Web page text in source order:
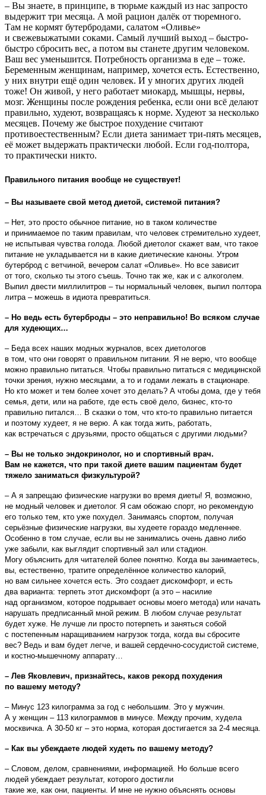
– Вы знаете, в принципе, в тюрьме каждый из нас запросто
выдержит три месяца. А мой рацион далёк от тюремного.
Там не кормят бутербродами, салатом «Оливье»
и свежевыжатыми соками. Самый лучший выход – быстро-
быстро сбросить вес, а потом вы станете другим человеком.
Ваш вес уменьшится. Потребность организма в еде – тоже.
Беременным женщинам, например, хочется есть. Естественно,
у них внутри ещё один человек. И у многих других людей
тоже! Он живой, у него работает миокард, мышцы, нервы,
мозг. Женщины после рождения ребенка, если они всё делают
правильно, худеют, возвращаясь к норме. Худеют за несколько
месяцев. Почему же быстрое похудение считают
противоестественным? Если диета занимает три-пять месяцев,
её может выдержать практически любой. Если год-полтора,
то практически никто.
Правильного питания вообще не существует!
– Вы называете свой метод диетой, системой питания?
– Нет, это просто обычное питание, но в таком количестве
и принимаемое по таким правилам, что человек стремительно худеет,
не испытывая чувства голода. Любой диетолог скажет вам, что такое
питание не укладывается ни в какие диетические каноны. Утром
бутерброд с ветчиной, вечером салат «Оливье». Но все зависит
от того, сколько ты этого съешь. Точно так же, как и с алкоголем.
Выпил двести миллилитров – ты нормальный человек, выпил полтора
литра – можешь в идиота превратиться.
– Но ведь есть бутерброды – это неправильно! Во всяком случае
для худеющих…
– Беда всех наших модных журналов, всех диетологов
в том, что они говорят о правильном питании. Я не верю, что вообще
можно правильно питаться. Чтобы правильно питаться с медицинской
точки зрения, нужно месяцами, а то и годами лежать в стационаре.
Но кто может и тем более хочет это делать? А чтобы дома, где у тебя
семья, дети, или на работе, где есть своё дело, бизнес, кто-то
правильно питался… В сказки о том, что кто-то правильно питается
и поэтому худеет, я не верю. А как тогда жить, работать,
как встречаться с друзьями, просто общаться с другими людьми?
– Вы не только эндокринолог, но и спортивный врач.
Вам не кажется, что при такой диете вашим пациентам будет
тяжело заниматься физкультурой?
– А я запрещаю физические нагрузки во время диеты! Я, возможно,
не модный человек и диетолог. Я сам обожаю спорт, но рекомендую
его только тем, кто уже похудел. Занимаясь спортом, получая
серьёзные физические нагрузки, вы худеете гораздо медленнее.
Особенно в том случае, если вы не занимались очень давно либо
уже забыли, как выглядит спортивный зал или стадион.
Могу объяснить для читателей более понятно. Когда вы занимаетесь,
вы, естественно, тратите определённое количество калорий,
но вам сильнее хочется есть. Это создает дискомфорт, и есть
два варианта: терпеть этот дискомфорт (а это – насилие
над организмом, которое подрывает основы моего метода) или начать
нарушать предписанный мной режим. В любом случае результат
будет хуже. Не лучше ли просто потерпеть и заняться собой
с постепенным наращиванием нагрузок тогда, когда вы сбросите
вес? Ведь и вам будет легче, и вашей сердечно-сосудистой системе,
и костно-мышечному аппарату…
– Лев Яковлевич, признайтесь, каков рекорд похудения
по вашему методу?
– Минус 123 килограмма за год с небольшим. Это у мужчин.
А у женщин – 113 килограммов в минусе. Между прочим, худела
москвичка. А 30-50 кг – это норма, которая достигается за 2-4 месяца.
– Как вы убеждаете людей худеть по вашему методу?
– Словом, делом, сравнениями, информацией. Но больше всего
людей убеждает результат, которого достигли
такие же, как они, пациенты. И мне не нужно объяснять основы